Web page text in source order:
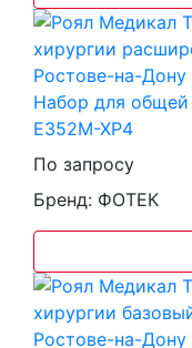
Набор для
Е352М-ХР4
По запросу
Бренд: ФОТЕК